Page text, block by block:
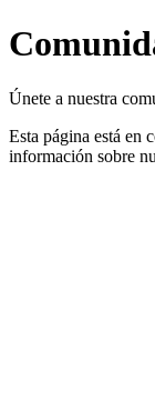
Únete a nuestra
Esta página está en
información sobre